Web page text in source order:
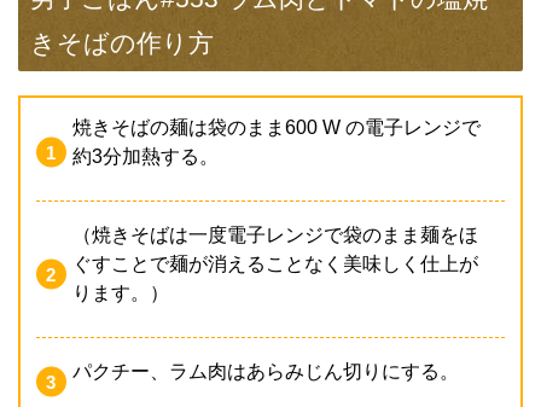
きそばの作り方
焼きそばの麺は袋のまま600 W の電子レンジで
約3分加熱する。
（焼きそばは一度電子レンジで袋のまま麺をほ
ぐすことで麺が消えることなく美味しく仕上が
ります。）
パクチー、ラム肉はあらみじん切りにする。